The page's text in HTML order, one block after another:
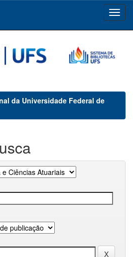
da Universidade Federal de